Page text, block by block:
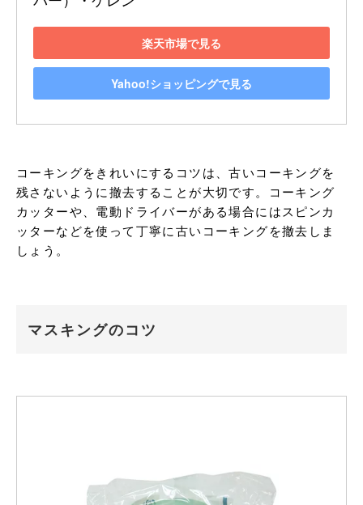
楽天市場で見る
Yahoo!ショッピングで見る
コーキングをきれいにするコツは、古いコーキングを
残さないように撤去することが大切です。コーキング
カッターや、電動ドライバーがある場合にはスピンカ
ッターなどを使って丁寧に古いコーキングを撤去しま
しょう。
マスキングのコツ